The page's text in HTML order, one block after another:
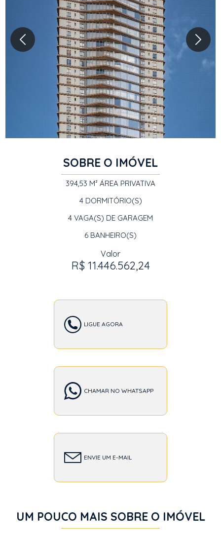
SOBRE O IMÓVEL
394,53 M² ÁREA PRIVATIVA
4DORMITÓRIO(S)
4 VAGA(S) DE GARAGEM
6 BANHEIRO(S)
Valor
R$ 11.446.562,24
LIGUE AGORA
CHAMAR NO WHATSAPP
ENVIE UM E-MAIL
UM POUCO MAIS SOBRE O IMÓVEL